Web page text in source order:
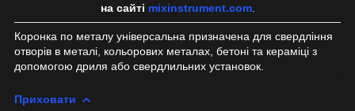
на сайті mixinstrument.com.
Коронка по металу універсальна призначена для свердління
отворів в металі, кольорових металах, бетоні та кераміці з
допомогою дриля або свердлильних установок.
Приховати